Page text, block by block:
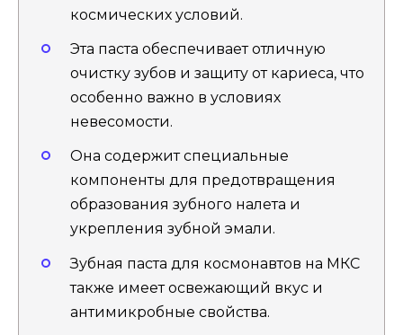
космических условий.
Эта паста обеспечивает отличную
очистку зубов и защиту от кариеса, что
особенно важно в условиях
невесомости.
Она содержит специальные
компоненты для предотвращения
образования зубного налета и
укрепления зубной эмали.
Зубная паста для космонавтов на МКС
также имеет освежающий вкус и
антимикробные свойства.